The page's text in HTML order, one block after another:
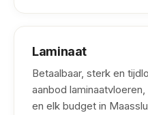
Laminaat
Betaalbaar, sterk en
aanbod
en elk budget in